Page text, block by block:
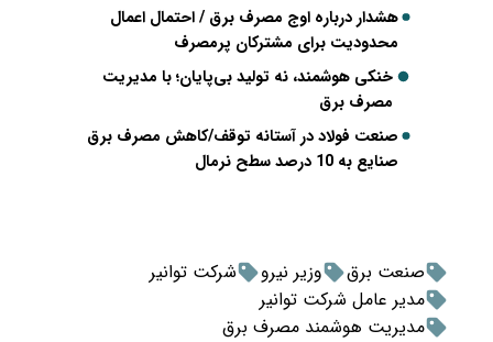
هشدار درباره اوج مصرف برق / احتمال اعمال
محدودیت برای مشترکان پرمصرف
خنکی هوشمند، نه تولید بی‌پایان؛ با مدیریت
مصرف برق
‌صنعت فولاد در آستانه توقف/کاهش مصرف برق
صنایع به 10 درصد سطح نرمال
صنعت برق وزیر نیرو
شرکت توانیر
مدیر عامل شرکت توانیر
مدیریت هوشمند مصرف برق